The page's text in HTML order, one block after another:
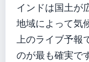
インドは国土が
地域によって気
上のライブ予報
のが最も確実で